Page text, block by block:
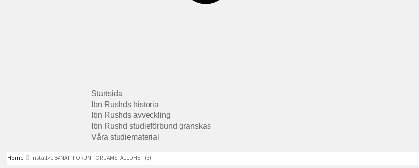
Startsida
Ibn Rushds historia
Ibn Rushds avveckling
Ibn Rushd studieförbund granskas​
Våra studiematerial
Home insta 1×1 BANATI FORUM FÖR JÄMSTÄLLDHET (3)